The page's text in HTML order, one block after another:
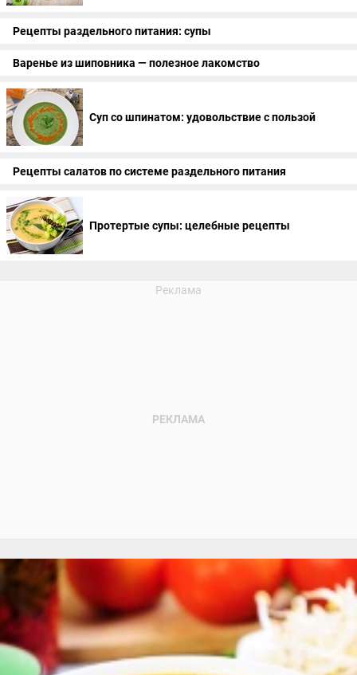
Рецепты раздельного питания: супы
Варенье из шиповника — полезное лакомство
Суп со шпинатом: удовольствие с пользой
Рецепты салатов по системе раздельного питания
Протертые супы: целебные рецепты